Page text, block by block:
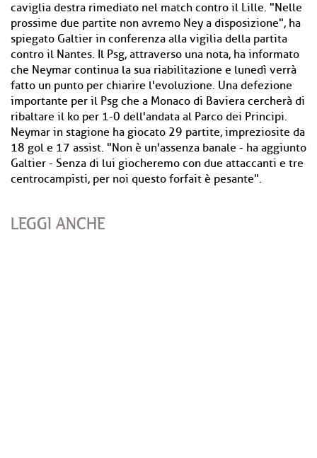
caviglia destra rimediato nel match contro il Lille. "Nelle
prossime due partite non avremo Ney a disposizione", ha
spiegato Galtier in conferenza alla vigilia della partita
contro il Nantes. Il Psg, attraverso una nota, ha informato
che Neymar continua la sua riabilitazione e lunedì verrà
fatto un punto per chiarire l'evoluzione. Una defezione
importante per il Psg che a Monaco di Baviera cercherà di
ribaltare il ko per 1-0 dell'andata al Parco dei Principi.
Neymar in stagione ha giocato 29 partite, impreziosite da
18 gol e 17 assist. "Non è un'assenza banale - ha aggiunto
Galtier - Senza di lui giocheremo con due attaccanti e tre
centrocampisti, per noi questo forfait è pesante".
LEGGI ANCHE